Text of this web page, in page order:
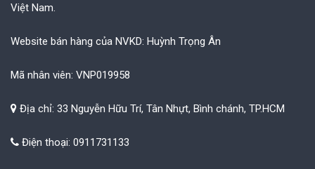
Việt Nam.
Website bán hàng của NVKD: Huỳnh Trọng Ân
Mã nhân viên: VNP019958
Địa chỉ: 33 Nguyễn Hữu Trí, Tân Nhựt, Bình chánh, TP.HCM
Điện thoại: 0911731133